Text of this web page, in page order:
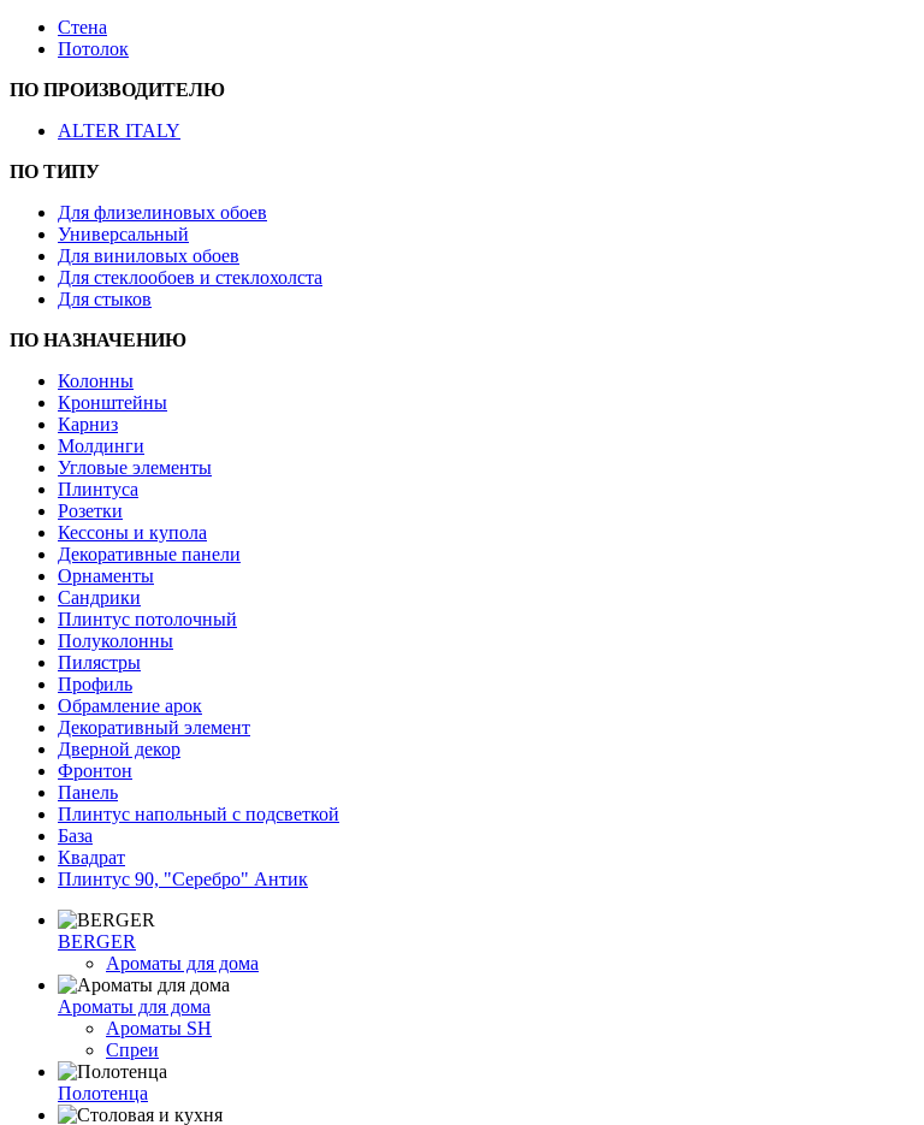
Стена
Потолок
ПО ПРОИЗВОДИТЕЛЮ
ALTER ITALY
ПО ТИПУ
Для флизелиновых обоев
Универсальный
Для виниловых обоев
Для стеклообоев и стеклохолста
Для стыков
ПО НАЗНАЧЕНИЮ
Колонны
Кронштейны
Карниз
Молдинги
Угловые элементы
Плинтуса
Розетки
Кессоны и купола
Декоративные панели
Орнаменты
Сандрики
Плинтус потолочный
Полуколонны
Пилястры
Профиль
Обрамление арок
Декоративный элемент
Дверной декор
Фронтон
Панель
Плинтус напольный с подсветкой
База
Квадрат
Плинтус 90, "Серебро" Антик
BERGER
Ароматы для дома
Ароматы для дома
Ароматы SH
Спреи
Полотенца